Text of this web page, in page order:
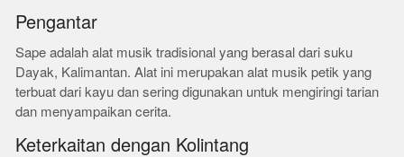
Pengantar
Sape adalah alat musik tradisional yang berasal dari suku
Dayak, Kalimantan. Alat ini merupakan alat musik petik yang
terbuat dari kayu dan sering digunakan untuk mengiringi tarian
dan menyampaikan cerita.
Keterkaitan dengan Kolintang